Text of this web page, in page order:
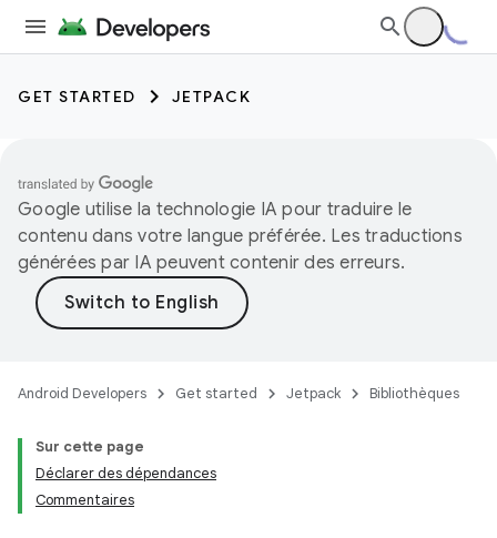
GET STARTED JETPACK
Google utilise la technologie IA pour traduire le
contenu dans votre langue préférée. Les traductions
générées par IA peuvent contenir des erreurs.
Android Developers Get started Jetpack Bibliothèques
Sur cette page
Déclarer des dépendances
Commentaires